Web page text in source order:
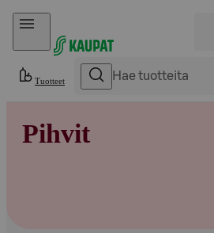
Hyppää sisältöön
Tuotteet
Pihvit